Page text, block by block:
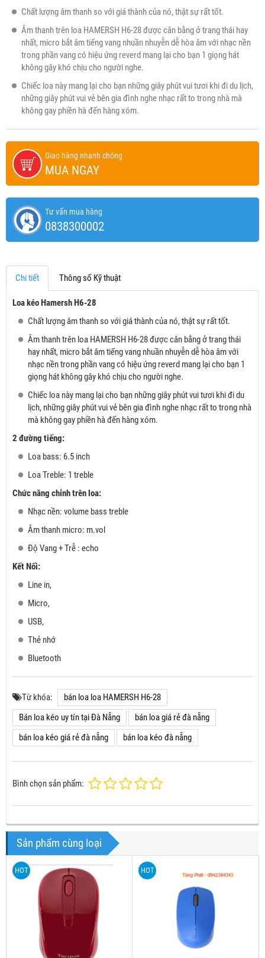
Chất lượng âm thanh so với giá thành của nó, thật sự rất tốt.
Âm thanh trên loa HAMERSH H6-28 được cân bằng ở trang thái hay
nhất, micro bắt âm tiếng vang nhuần nhuyễn dễ hòa âm với nhạc nền
trong phần vang có hiệu ứng reverd mang lại cho bạn 1 giọng hát
không gây khó chịu cho người nghe.
Chiếc loa này mang lại cho bạn những giây phút vui tươi khi đi du lịch,
những giây phút vui vẻ bên gia đình nghe nhạc rất to trong nhà mà
không gay phiền hà đến hàng xóm.
Giao hàng nhanh chóng
MUA NGAY
Tư vấn mua hàng
0838300002
Chi tiết Thông số Kỹ thuật
Loa kéo Hamersh H6-28
Chất lượng âm thanh so với giá thành của nó, thật sự rất tốt.
Âm thanh trên loa HAMERSH H6-28 được cân bằng ở trang thái
hay nhất, micro bắt âm tiếng vang nhuần nhuyễn dễ hòa âm với
nhạc nền trong phần vang có hiệu ứng reverd mang lại cho bạn 1
giọng hát không gây khó chịu cho người nghe.
Chiếc loa này mang lại cho bạn những giây phút vui tươi khi đi du
lịch, những giây phút vui vẻ bên gia đình nghe nhạc rất to trong nhà
mà không gay phiền hà đến hàng xóm.
2 đường tiếng:
Loa bass: 6.5 inch
Loa Treble: 1 treble
Chức năng chỉnh trên loa:
Nhạc nền: volume bass treble
Âm thanh micro: m.vol
Độ Vang + Trễ : echo
Kết Nối:
Line in,
Micro,
USB,
Thẻ nhớ
Bluetooth
Từ khóa:
bán loa loa HAMERSH H6-28
Bán loa kéo uy tín tại Đà Nẵng
bán loa giá rẻ đà nẵng
bán loa kéo giá rẻ đà nẵng
bán loa kéo đà nẵng
Bình chọn sản phẩm:
Sản phẩm cùng loại
HOT HOT